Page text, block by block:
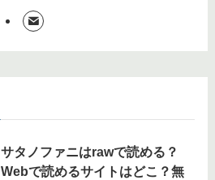
サタノファニはrawで読める？
Webで読めるサイトはどこ？無